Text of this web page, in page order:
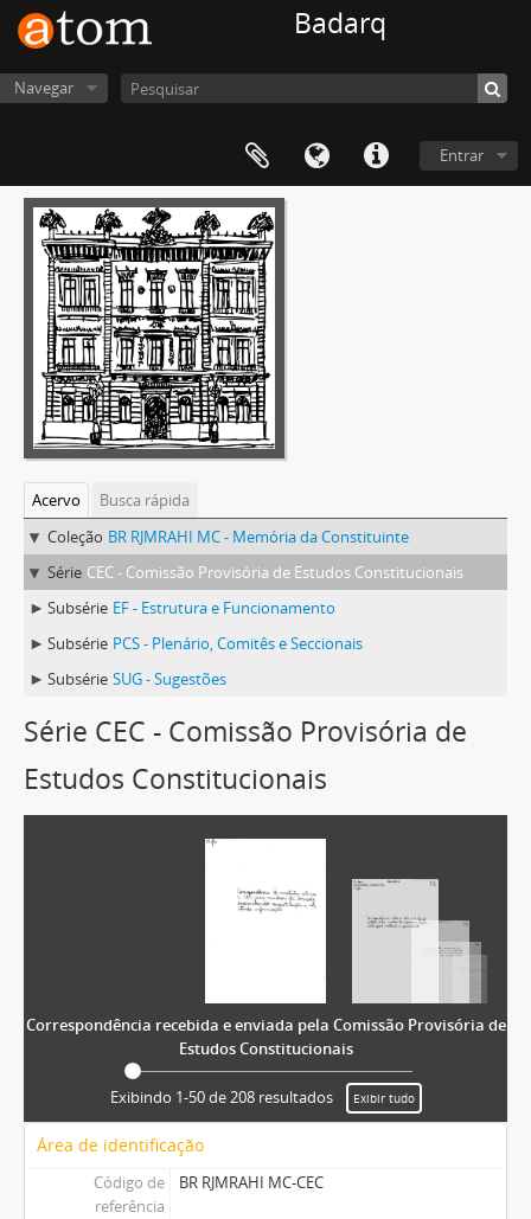
Badarq
Navegar
Entrar
Acervo
Busca rápida
Coleção BR RJMRAHI MC - Memória da Constituinte
Série CEC - Comissão Provisória de Estudos Constitucionais
Subsérie EF - Estrutura e Funcionamento
Subsérie PCS - Plenário, Comitês e Seccionais
Subsérie SUG - Sugestões
Série CEC - Comissão Provisória de
Estudos Constitucionais
Correspondência recebida e enviada pela Comissão Provisória de
Estudos Constitucionais
Exibindo 1-50 de 208 resultados Exibir tudo
Área de identificação
Código de
referência
BR RJMRAHI MC-CEC